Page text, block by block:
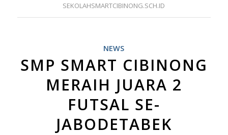
SEKOLAHSMARTCIBINONG.SCH.ID
NEWS
SMP SMART CIBINONG
MERAIH JUARA 2
FUTSAL SE-
JABODETABEK